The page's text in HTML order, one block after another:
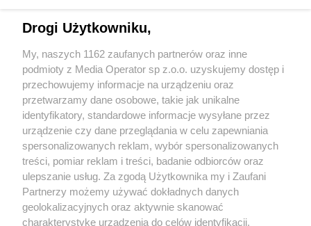
2 / 0
Wydawca mediów lokalnych
Nie zapomnij
zapoznać się z:
polityką prywatności regulamin korzystania z portali
Twojemiasto
Piekary Śląskie
Chorzów
Skontakuj sięz nami
Kontakt
Wydawca
Drogi Użytkowniku,
My, naszych 1162 zaufanych partnerów oraz inne
podmioty z Media Operator sp z.o.o. uzyskujemy dostęp i
przechowujemy informacje na urządzeniu oraz
przetwarzamy dane osobowe, takie jak unikalne
identyfikatory, standardowe informacje wysyłane przez
urządzenie czy dane przeglądania w celu zapewniania
spersonalizowanych reklam, wybór spersonalizowanych
treści, pomiar reklam i treści, badanie odbiorców oraz
ulepszanie usług. Za zgodą Użytkownika my i Zaufani
Partnerzy możemy używać dokładnych danych
geolokalizacyjnych oraz aktywnie skanować
charakterystykę urządzenia do celów identyfikacji.